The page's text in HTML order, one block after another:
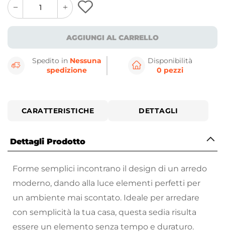
quantity
button
quantity
minus
button
AGGIUNGI AL CARRELLO
Spedito in Nessuna
spedizione
Disponibilità
0 pezzi
CARATTERISTICHE DETTAGLI
Dettagli Prodotto
Forme semplici incontrano il design di un arredo
moderno, dando alla luce elementi perfetti per
un ambiente mai scontato. Ideale per arredare
con semplicità la tua casa, questa sedia risulta
essere un elemento senza tempo e duraturo.